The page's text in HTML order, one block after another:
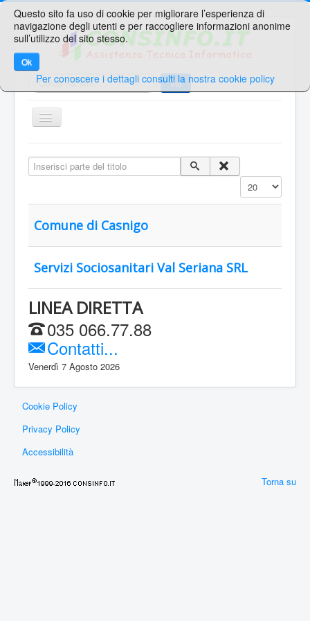
Cerca... Vai
TPL_PROTOSTAR_TOGGLE_MENU
Ricerche Veloci
Area Supporto
Area Clienti
Contatti
Sei qui: Home Plone - CONSINFO.IT - Portale
Inserisci parte del titolo
Visualizza n.
Comune di Casnigo
Servizi Sociosanitari Val Seriana SRL
LINEA DIRETTA
035 066.77.88
Contatti...
Venerdì 7 Agosto 2026
Cookie Policy
Privacy Policy
Accessibilità
Torna su
Questo sito fa uso di cookie per migliorare l’esperienza di
navigazione degli utenti e per raccogliere informazioni anonime
sull’utilizzo del sito stesso.
Ok
Per conoscere i dettagli consulti la nostra cookie policy